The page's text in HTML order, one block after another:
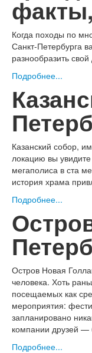
Когда походы по
Санкт-Петербурга
разнообразить
Подробнее...
Казанский собор,
локацию вы
мегаполиса в ста
история храма
Подробнее...
Остров Новая
человека. Хоть
посещаемых как
мероприятия:
запланировано
компании друзей —
Подробнее...